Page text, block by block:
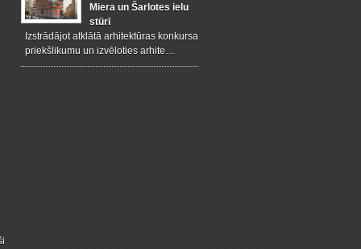
Miera un Šarlotes ielu
stūrī
Izstrādājot atklātā arhitektūras konkursa
priekšlikumu un izvēloties arhite…